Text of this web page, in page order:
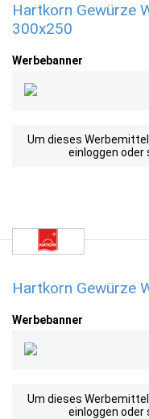
Hartkorn Gewürze
300x250
Werbebanner
Um dieses
einloggen oder
Hartkorn Gewürze
Werbebanner
Um dieses
einloggen oder